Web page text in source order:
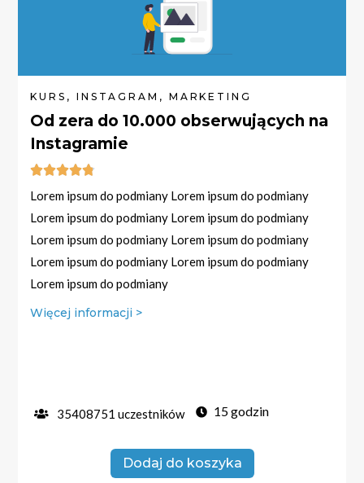
KURS, INSTAGRAM, MARKETING
Od zera do 10.000 obserwujących na
Instagramie

Lorem ipsum do podmiany Lorem ipsum do podmiany
Lorem ipsum do podmiany Lorem ipsum do podmiany
Lorem ipsum do podmiany Lorem ipsum do podmiany
Lorem ipsum do podmiany Lorem ipsum do podmiany
Lorem ipsum do podmiany
Więcej informacji >
35408751 uczestników 15 godzin
Dodaj do koszyka